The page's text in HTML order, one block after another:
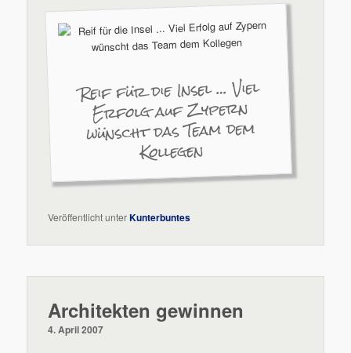
Reif für die Insel … Viel
Erfolg auf Zypern
wünscht das Team dem
Kollegen
Veröffentlicht unterKunterbuntes
Architekten gewinnen
4. April 2007